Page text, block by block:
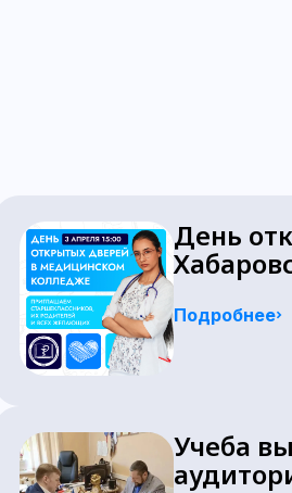
День
Подробнее
Учеба